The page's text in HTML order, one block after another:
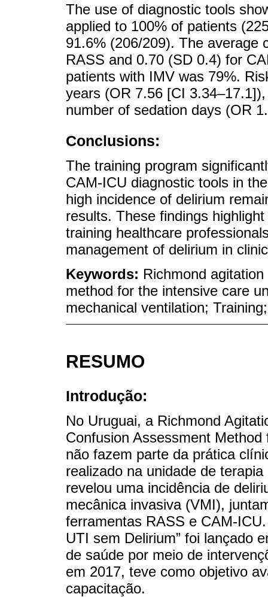
The use of diagnostic tools
applied to 100% of patients
91.6% (206/209). The average
RASS and 0.70 (SD 0.4) for
patients with IMV was 79%.
years (OR 7.56 [CI
number of sedation days (OR
Conclusions:
The training program
CAM-ICU diagnostic tools in
high incidence of delirium
results. These findings
training healthcare
management of delirium in
Keywords: Richmond
method for the intensive care
mechanical ventilation;
RESUMO
Introdução:
No Uruguai, a Richmond
Confusion Assessment
não fazem parte da prática
realizado na unidade de
revelou uma incidência de
mecânica invasiva (VMI),
ferramentas RASS e CAM-
UTI sem Delirium” foi lançado
de saúde por meio de
em 2017, teve como objetivo
capacitação.